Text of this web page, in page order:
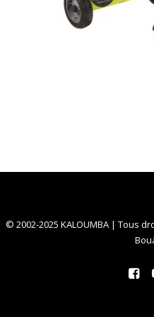
© 2002-2025 KALOUMBA | Tous